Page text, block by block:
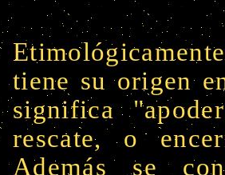
tiene su origen
significa
rescate, o
Además se